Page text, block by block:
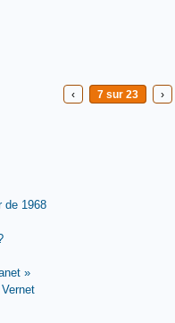
‹ 7 sur 23 ›
de 1968
»